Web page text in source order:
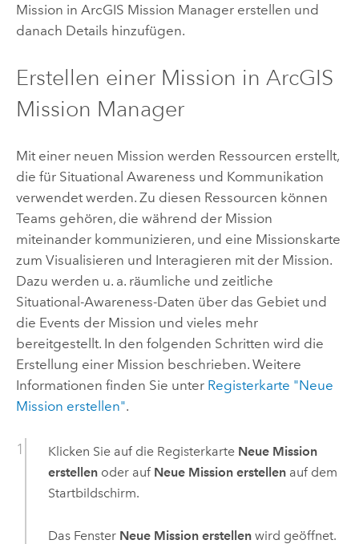
Mission in ArcGIS Mission Managererstellen und
danach Details hinzufügen.
Erstellen einer Mission in ArcGIS
Mission Manager
Mit einer neuen Mission werden Ressourcen erstellt,
die für Situational Awareness und Kommunikation
verwendet werden. Zu diesen Ressourcen können
Teams gehören, die während der Mission
miteinander kommunizieren, und eine Missionskarte
zum Visualisieren und Interagieren mit der Mission.
Dazu werden u. a. räumliche und zeitliche
Situational-Awareness-Daten über das Gebiet und
die Events der Mission und vieles mehr
bereitgestellt. In den folgenden Schritten wird die
Erstellung einer Mission beschrieben. Weitere
Informationen finden Sie unter Registerkarte "Neue
Mission erstellen".
Klicken Sie auf die Registerkarte Neue Mission
erstellenoder auf Neue Mission erstellenauf dem
Startbildschirm.
Das Fenster Neue Mission erstellenwird geöffnet.